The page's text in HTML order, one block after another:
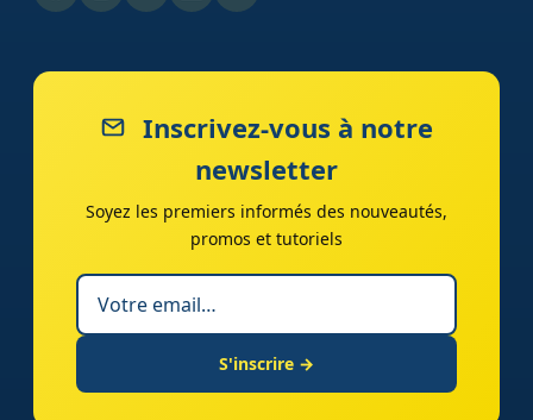
Inscrivez-vous à notre
newsletter
Soyez les premiers informés des nouveautés,
promos et tutoriels
S'inscrire →